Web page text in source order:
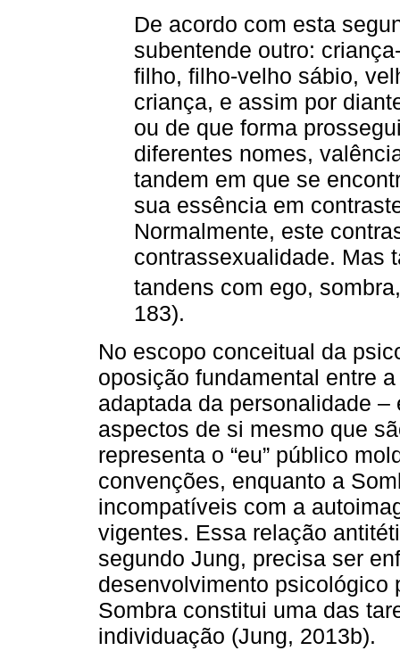
De acordo com esta
subentende outro:
filho, filho-velho sábio,
criança, e assim por
ou de que forma
diferentes nomes,
tandem em que se
sua essência em
Normalmente, este
contrassexualidade. Mas
tandens com ego,
183).
No escopo conceitual da
oposição fundamental entre
adaptada da personalidade
aspectos de si mesmo que
representa o “eu” público
convenções, enquanto a
incompatíveis com a
vigentes. Essa relação
segundo Jung, precisa ser
desenvolvimento psicológico
Sombra constitui uma das
individuação (Jung, 2013b).